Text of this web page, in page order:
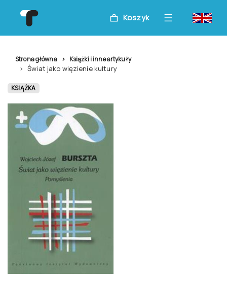
Koszyk
Strona główna Książki i inne artykuły
Świat jako więzienie kultury
KSIĄŻKA